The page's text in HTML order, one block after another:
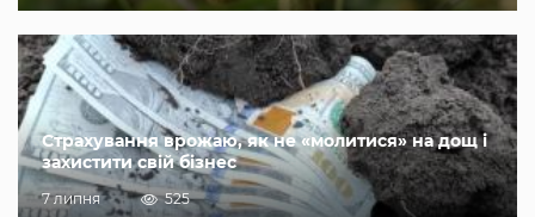
Страхування врожаю, як не «молитися» на дощ і
захистити свій бізнес
7 липня 525